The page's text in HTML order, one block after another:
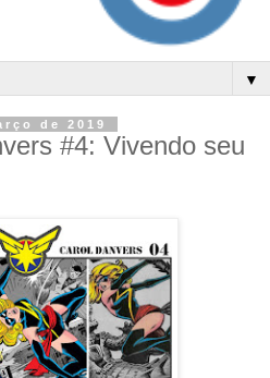
▼
de 2019
#4: Vivendo seu